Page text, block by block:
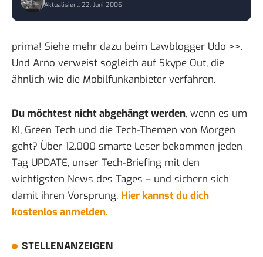
Aktualisiert: 22. Juni 2006
prima! Siehe mehr dazu beim Lawblogger Udo >>.
Und Arno verweist sogleich auf Skype Out, die
ähnlich wie die Mobilfunkanbieter verfahren.
Du möchtest nicht abgehängt werden, wenn es um
KI, Green Tech und die Tech-Themen von Morgen
geht? Über 12.000 smarte Leser bekommen jeden
Tag UPDATE, unser Tech-Briefing mit den
wichtigsten News des Tages – und sichern sich
damit ihren Vorsprung. Hier kannst du dich
kostenlos anmelden.
STELLENANZEIGEN